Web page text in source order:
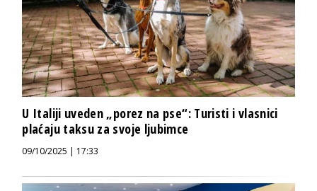
U Italiji uveden „porez na pse“: Turisti i vlasnici
plaćaju taksu za svoje ljubimce
09/10/2025 | 17:33